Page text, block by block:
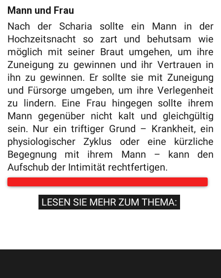
Mann und Frau
Nach der Scharia sollte ein Mann in der
Hochzeitsnacht so zart und behutsam wie
möglich mit seiner Braut umgehen, um ihre
Zuneigung zu gewinnen und ihr Vertrauen in
ihn zu gewinnen. Er sollte sie mit Zuneigung
und Fürsorge umgeben, um ihre Verlegenheit
zu lindern. Eine Frau hingegen sollte ihrem
Mann gegenüber nicht kalt und gleichgültig
sein. Nur ein triftiger Grund – Krankheit, ein
physiologischer Zyklus oder eine kürzliche
Begegnung mit ihrem Mann – kann den
Aufschub der Intimität rechtfertigen.
LESEN SIE MEHR ZUM THEMA: